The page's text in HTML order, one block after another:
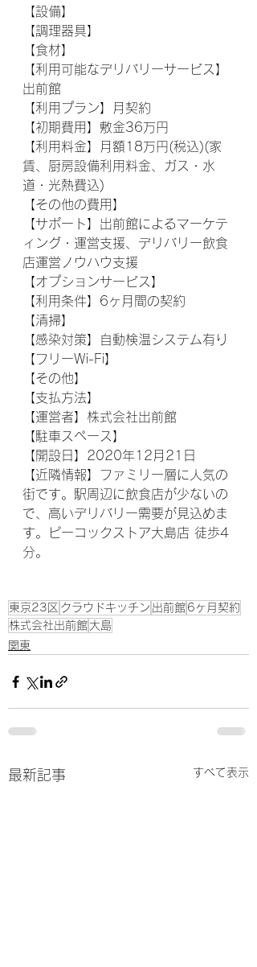
【設備】
【調理器具】
【食材】
【利用可能なデリバリーサービス】
出前館
【利用プラン】月契約
【初期費用】敷金36万円
【利用料金】月額18万円(税込)(家
賃、厨房設備利用料金、ガス・水
道・光熱費込)
【その他の費用】
【サポート】出前館によるマーケテ
ィング・運営支援、デリバリー飲食
店運営ノウハウ支援
【オプションサービス】
【利用条件】6ヶ月間の契約
【清掃】
【感染対策】自動検温システム有り
【フリーWi-Fi】
【その他】
【支払方法】
【運営者】株式会社出前館
【駐車スペース】
【開設日】2020年12月21日
【近隣情報】ファミリー層に人気の
街です。駅周辺に飲食店が少ないの
で、高いデリバリー需要が見込めま
す。ピーコックストア大島店 徒歩4
分。
東京23区 クラウドキッチン 出前館 6ヶ月契約
株式会社出前館 大島
関東
最新記事 すべて表示